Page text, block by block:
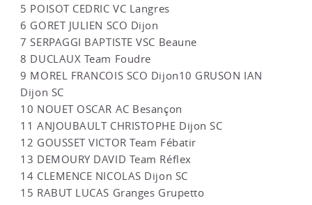
5 POISOT CEDRIC VC Langres
6 GORET JULIEN SCO Dijon
7 SERPAGGI BAPTISTE VSC Beaune
8 DUCLAUX Team Foudre
9 MOREL FRANCOIS SCO Dijon10 GRUSON IAN
Dijon SC
10 NOUET OSCAR AC Besançon
11 ANJOUBAULT CHRISTOPHE Dijon SC
12 GOUSSET VICTOR Team Fébatir
13 DEMOURY DAVID Team Réflex
14 CLEMENCE NICOLAS Dijon SC
15 RABUT LUCAS Granges Grupetto